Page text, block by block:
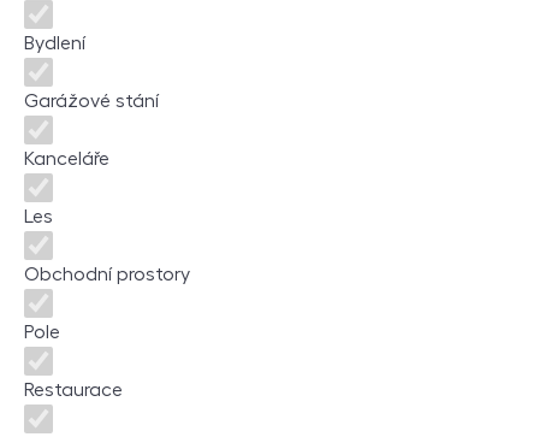
Bydlení
Garážové stání
Kanceláře
Les
Obchodní prostory
Pole
Restaurace